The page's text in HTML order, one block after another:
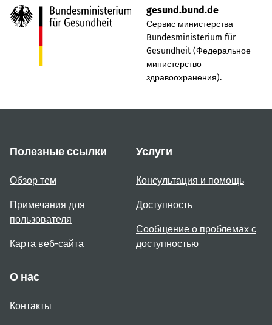
gesund.bund.de
Сервис министерства
Bundesministerium für
Gesundheit (Федеральное
министерство
здравоохранения).
Полезные ссылки
Обзор тем
Примечания для
пользователя
Карта веб-сайта
Услуги
Консультация и помощь
Доступность
Сообщение о проблемах с
доступностью
О нас
Контакты